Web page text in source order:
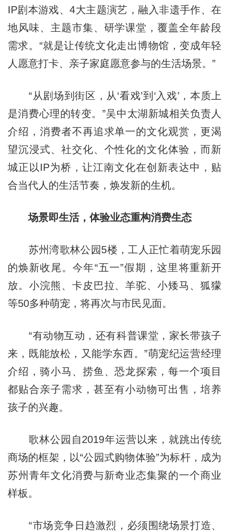
IP剧本游戏、4大主题演艺，融入非遗手作、在
地风味、主题市集、研学课堂，覆盖全年龄段
需求。“就是让传统文化走出博物馆，变成年轻
人愿意打卡、亲子家庭愿意参与的生活场景。”
“从剧场到街区，从‘看戏’到‘入戏’，本质上
是消费心理的转变。”吴中太湖新城相关负责人
介绍，消费者不再追求单一的文化观赏，更渴
望沉浸式、社交化、个性化的文化体验，而新
城正以IP为桥，让江南文化在创新表达中，贴
合当代人的生活节奏，焕发新的生机。
场景即生活，体验业态重构消费生态
苏州湾歌林公园5楼，工人正忙着萌宠乐园
的焕新收尾。今年“五一”假期，这里将重新开
放。小浣熊、卡皮巴拉、羊驼、小矮马、狐獴
等50多种萌宠，将再次与市民见面。
“有动物互动，还有科普课堂，家长带孩子
来，既能放松，又能学东西。”萌宠纪运营经理
介绍，骑小马、捞鱼、恐龙探索，每一个项目
都贴合亲子需求，甚至有小动物可出售，培养
孩子的兴趣。
歌林公园自2019年运营以来，就跳出传统
商场的框架，以“公园式购物体验”为标杆，成为
苏州青年文化消费与新奇业态集聚的一个商业
样板。
“市场竞争日趋激烈，必须围绕场景打造、